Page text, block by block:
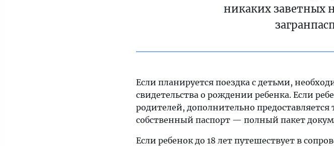
никаких заветных
Если планируется поездка с детьми,
свидетельства о рождении ребенка. Если
родителей, дополнительно
собственный паспорт — полный пакет
Если ребенок до 18 лет путешествует в